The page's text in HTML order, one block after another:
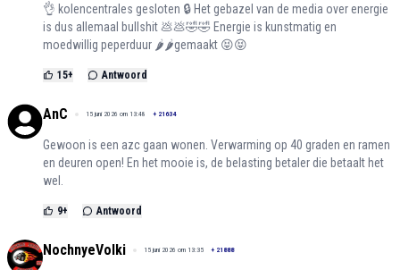
👌 kolencentrales gesloten 🔒 Het gebazel van de media over energie
is dus allemaal bullshit 💩💩🤣🤣 Energie is kunstmatig en
moedwillig peperduur 🌶🌶gemaakt 😝😝
15+ Antwoord
AnC 15 juni 2026 om 13:48 + 21634
Gewoon is een azc gaan wonen. Verwarming op 40 graden en ramen
en deuren open! En het mooie is, de belasting betaler die betaalt het
wel.
9+ Antwoord
NochnyeVolki 15 juni 2026 om 13:35 + 21888